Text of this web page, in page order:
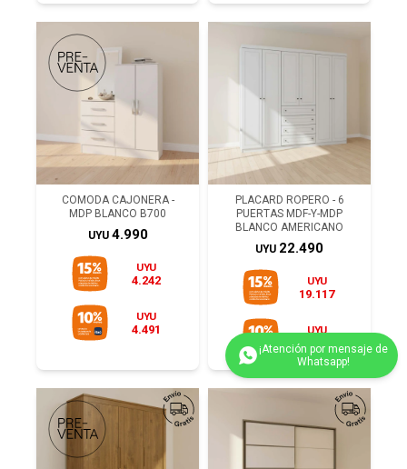
COMODA CAJONERA -
MDP BLANCO B700
UYU 4.990
UYU
4.242
UYU
4.491
PLACARD ROPERO - 6
PUERTAS MDF-Y-MDP
BLANCO AMERICANO
UYU 22.490
UYU
19.117
UYU
20.241
(0/4)